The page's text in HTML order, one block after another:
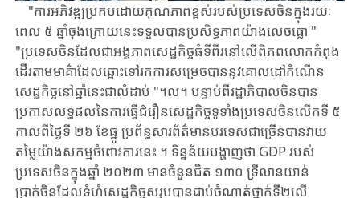
"ការអភិវឌ្ឍប្រកបដោយគុណភាពខ្ពស់របស់ប្រទេសចិនក្នុងរយៈ
ពេល ​៥ ​ឆ្នាំចុងក្រោយ​នេះ​ទទួលបានប្រសិទ្ធភាព​យ៉ាងលេចធ្លោ ​" ​
"ប្រទេសចិនដែលជាអង្គភាពសេដ្ឋកិច្ចធំទីពីរ​នៅ​លើ​ពិភពលោក​កំពុង
ដើរតាមមាគ៌ាដែល​ឆ្ពោះទៅរក​ការ​សម្រេចបាននូវគោលដៅកំណើន​
សេដ្ឋកិច្ច​នៅឆ្នាំនេះ​ជាលំដាប់ ​"។ល។ ​បន្ទាប់ពី​រដ្ឋាភិបាលចិន​បាន
ប្រកាស​លទ្ធផល​នៃ​ការ​ធ្វើ​ជំរឿន​សេដ្ឋកិច្ច​ទូទាំងប្រទេសចិន​លើកទី ​៥ ​
កាលពី​ថ្ងៃ​ទី ​២៦ ​ខែធ្នូ ​ប្រព័ន្ធ​សារព័ត៌មាន​បរទេស​ជា​ច្រើន​បានវាយ
តម្លៃយ៉ាងសកម្មចំពោះការនេះ ​។ ​ទិន្នន័យបង្ហាញ​ថា ​GDP ​របស់​
ប្រទេស​ចិន​ក្នុងឆ្នាំ​ ២០២៣ ​មានចំនួនជិត ​១៣០ ​ទ្រីលានយាន់
ប្រាក់ចិន​ដែល​ទំហំ​សេដ្ឋកិច្ច​សរុប​បានជាប់ចំណាត់ថ្នាក់ទី២លើ